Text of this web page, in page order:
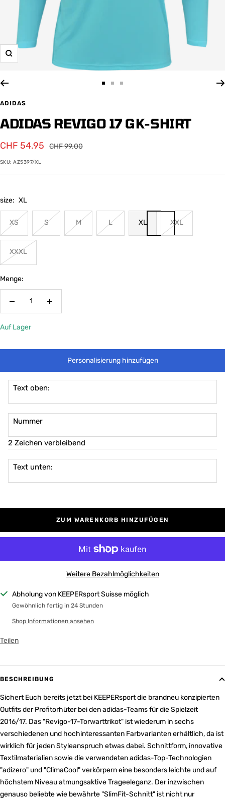
Zoom
gehen
gehen
gehen
ADIDAS
ADIDAS REVIGO 17 GK-SHIRT
Angebotspreis
CHF 54.95
Regulärer
CHF 99.00
SKU:AZ5397/XL
size: XL
XS S M L XL XXL
XXXL
Menge:
Menge
Menge
Auf Lager
Personalisierung hinzufügen
Text oben:
Nummer
2 Zeichen verbleibend
Text unten:
ZUM WARENKORB HINZUFÜGEN
Weitere Bezahlmöglichkeiten
Abholung von KEEPERsport Suisse möglich
Gewöhnlich fertig in 24 Stunden
Shop Informationen ansehen
Teilen
BESCHREIBUNG
Sichert Euch bereits jetzt bei KEEPERsport die brandneu konzipierten
Outfits der Profitorhüter bei den adidas-Teams für die Spielzeit
2016/17. Das "Revigo-17-Torwarttrikot" ist wiederum in sechs
verschiedenen und hochinteressanten Farbvarianten erhältlich, da ist
wirklich für jeden Styleanspruch etwas dabei. Schnittform, innovative
Textilmaterialien sowie die verwendeten adidas-Top-Technologien
"adizero" und "ClimaCool" verkörpern eine besonders leichte und auf
höchstem Niveau atmungsaktive Trageeleganz. Der inzwischen
genauso beliebte wie bewährte "SlimFit-Schnitt" ist nicht nur